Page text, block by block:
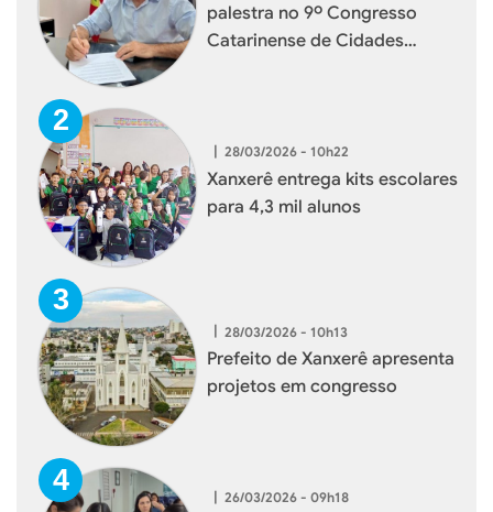
palestra no 9º Congresso
Catarinense de Cidades
| 28/03/2026 - 10h22
Xanxerê entrega kits escolares
para 4,3 mil alunos
| 28/03/2026 - 10h13
Prefeito de Xanxerê apresenta
projetos em congresso
| 26/03/2026 - 09h18